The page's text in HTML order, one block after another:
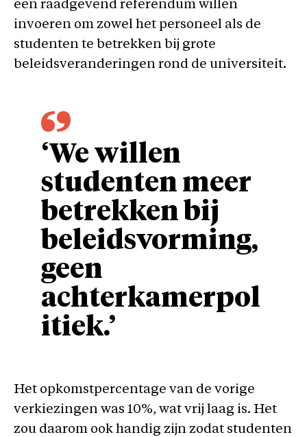
een raadgevend referendum willen
invoeren om zowel het personeel als de
studenten te betrekken bij grote
beleidsveranderingen rond de universiteit.
‘We willen
studenten meer
betrekken bij
beleidsvorming,
geen
achterkamerpol
itiek.’
Het opkomstpercentage van de vorige
verkiezingen was 10%, wat vrij laag is. Het
zou daarom ook handig zijn zodat studenten